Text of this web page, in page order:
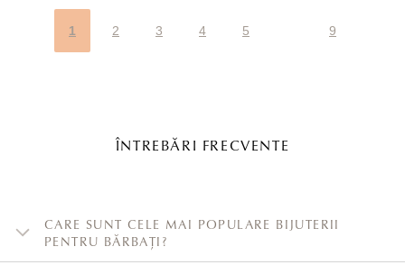
1 2 3 4 5 9
ÎNTREBĂRI FRECVENTE
CARE SUNT CELE MAI POPULARE BIJUTERII
PENTRU BĂRBAȚI?